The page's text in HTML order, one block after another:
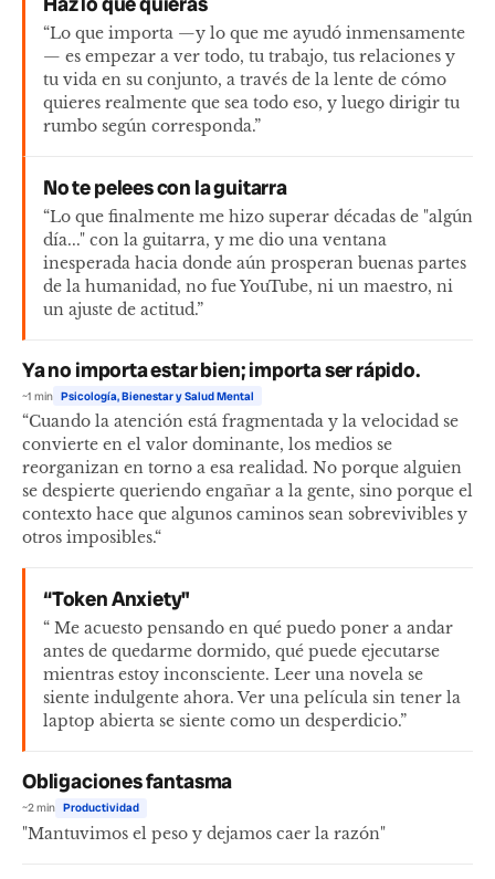
“Lo que importa —y lo que me ayudó inmensamente
— es empezar a ver todo, tu trabajo, tus relaciones y
tu vida en su conjunto, a través de la lente de cómo
quieres realmente que sea todo eso, y luego dirigir tu
rumbo según corresponda.”
No te pelees con la guitarra
“Lo que finalmente me hizo superar décadas de "algún
día..." con la guitarra, y me dio una ventana
inesperada hacia donde aún prosperan buenas partes
de la humanidad, no fue YouTube, ni un maestro, ni
un ajuste de actitud.”
Ya no importa estar bien; importa ser rápido.
~1 min Psicología, Bienestar y Salud Mental
“Cuando la atención está fragmentada y la velocidad se
convierte en el valor dominante, los medios se
reorganizan en torno a esa realidad. No porque alguien
se despierte queriendo engañar a la gente, sino porque el
contexto hace que algunos caminos sean sobrevivibles y
otros imposibles.“
“Token Anxiety"
“ Me acuesto pensando en qué puedo poner a andar
antes de quedarme dormido, qué puede ejecutarse
mientras estoy inconsciente. Leer una novela se
siente indulgente ahora. Ver una película sin tener la
laptop abierta se siente como un desperdicio.”
Obligaciones fantasma
~2 min Productividad
"Mantuvimos el peso y dejamos caer la razón"